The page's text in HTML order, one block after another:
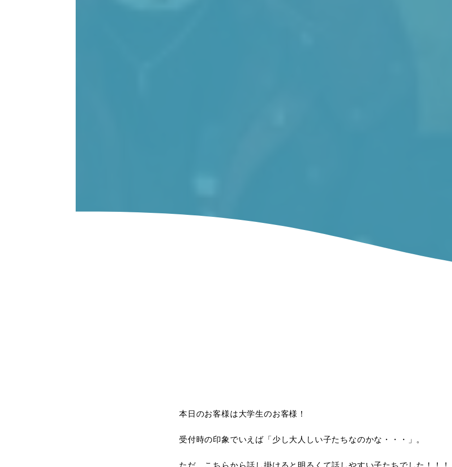
本日のお客様は大学生のお客様！
受付時の印象でいえば「少し大人しい子たちなのかな・・・」。
ただ、こちらから話し掛けると明るくて話しやすい子たちでした！！！